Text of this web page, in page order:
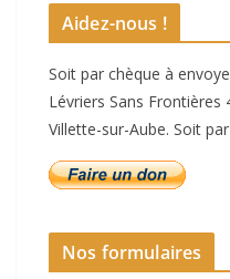
Aidez-nous !
Soit par chèque à
Lévriers Sans Frontières
Villette-sur-Aube. Soit
Nos formulaires